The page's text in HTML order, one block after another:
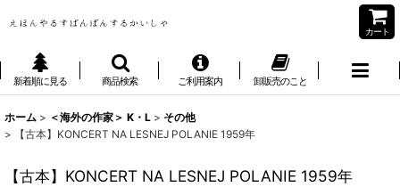
カート
新着順に見る 商品検索 ご利用案内 卸販売のこと
ホーム > ＜海外の作家＞ K・L > その他
>
【古本】KONCERT NA LESNEJ POLANIE 1959年
【古本】KONCERT NA LESNEJ POLANIE 1959年